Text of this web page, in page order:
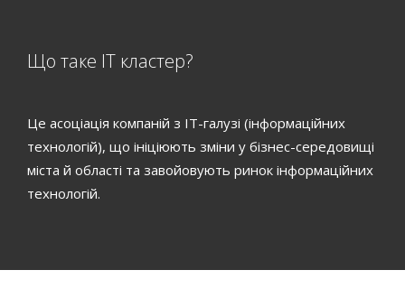
Що таке ІТ кластер?
Це асоціація компаній з ІТ-галузі (інформаційних
технологій), що ініціюють зміни у бізнес-середовищі
міста й області та завойовують ринок інформаційних
технологій.